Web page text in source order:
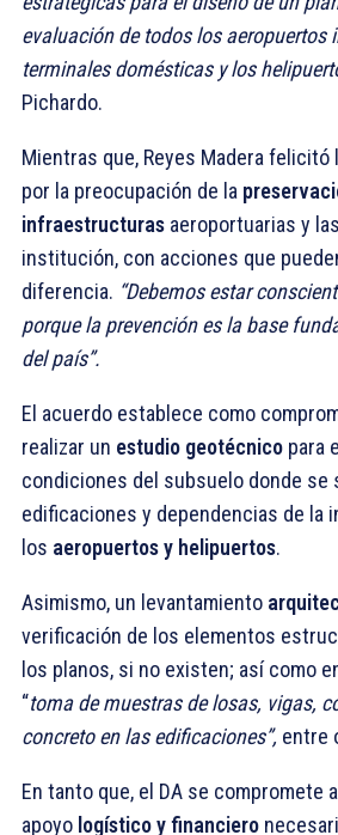
evaluación de todos los aeropuertos
terminales domésticas y los
Pichardo.
Mientras que, Reyes Madera
por la preocupación de la
infraestructuras aeroportuarias y
institución, con acciones que
diferencia. “Debemos estar
porque la prevención es la base
del país”.
El acuerdo establece como
realizar un estudio geotécnico para
condiciones del subsuelo donde se
edificaciones y dependencias de la
los aeropuertos y helipuertos.
Asimismo, un levantamiento
verificación de los elementos
los planos, si no existen; así como
“toma de muestras de losas, vigas,
concreto en las edificaciones”, entre
En tanto que, el DA se compromete
apoyo logístico y financiero